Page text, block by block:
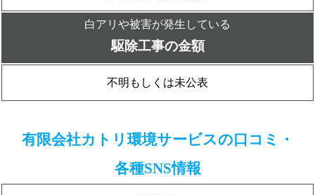
白アリや被害が発生している
駆除工事の金額
不明もしくは未公表
有限会社カトリ環境サービスの口コミ・
各種SNS情報